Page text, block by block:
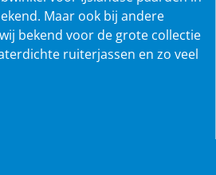
Maar ook bij andere
bekend voor de grote collectie
ruiterjassen en zo veel